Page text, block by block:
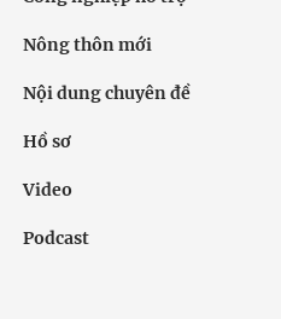
Nông thôn mới
Nội dung chuyên đề
Hồ sơ
Video
Podcast